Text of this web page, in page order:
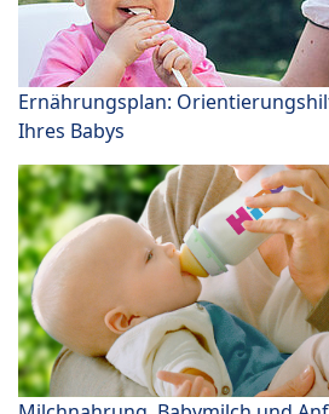
Ernährungsplan:
Ihres Babys